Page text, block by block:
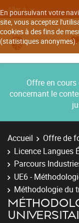
En poursuivant votre
site, vous acceptez
cookies à des fins de
(statistiques anonymes).
Aller à
Offre en
concernant le
Accueil Offre de
Licence Langues
Parcours
UE6 -
Méthodologie du